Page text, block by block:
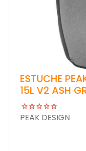
ESTUCHE
15L V2 ASH
PEAK DESIGN